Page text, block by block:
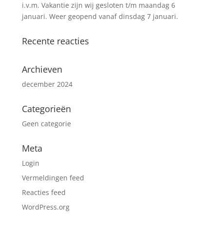
i.v.m. Vakantie zijn wij gesloten t/m maandag 6
januari. Weer geopend vanaf dinsdag 7 januari.
Recente reacties
Archieven
december 2024
Categorieën
Geen categorie
Meta
Login
Vermeldingen feed
Reacties feed
WordPress.org